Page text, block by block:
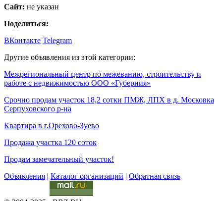
Сайт: не указан
Поделиться:
ВКонтакте Telegram
Другие объявления из этой категории:
Межрегиональный центр по межеванию, строительству и
работе с недвижимостью ООО «Губерния»
Срочно продам участок 18,2 сотки ПМЖ, ЛПХ в д. Московка
Серпуховского р-на
Квартира в г.Орехово-Зуево
Продажа участка 120 соток
Продам замечательный участок!
Объявления | Каталог организаций | Обратная связь